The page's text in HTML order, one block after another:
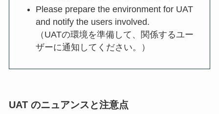
Please prepare the environment for UAT
and notify the users involved.
（UATの環境を準備して、関係するユー
ザーに通知してください。）
UAT のニュアンスと注意点